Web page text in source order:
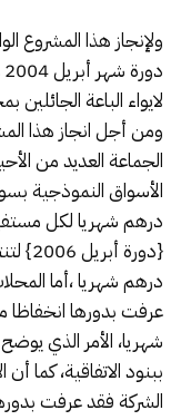
ولإنجاز هذا
لايواء الباعة
ومن أجل انجاز هذا
الجماعة العديد من
درهم شهريا ،أما
شهريا، الأمر الذي
ببنود الاتفاقية، كما
الشركة فقد عرفت